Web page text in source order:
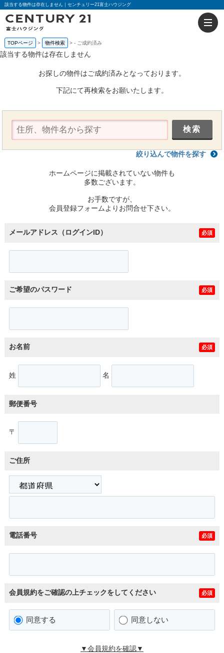
該当する物件は存在しません｜センチュリー21富士ハウジング
TOPページ 物件検索 - ご成約済み
該当する物件は存在しません
お探しの物件はご成約済みとなっております。
下記にて再検索をお願いたします。
絞り込んで物件を探す
ホームページに掲載されていない物件も
多数ございます。
お手数ですが、
会員登録フォームよりお問合せ下さい。
メールアドレス（ログインID） 必須
ご希望のパスワード 必須
お名前 必須
姓 名
郵便番号
〒
ご住所
電話番号 必須
会員規約をご確認の上チェックをしてください 必須
同意する 同意しない
▼会員規約を確認▼